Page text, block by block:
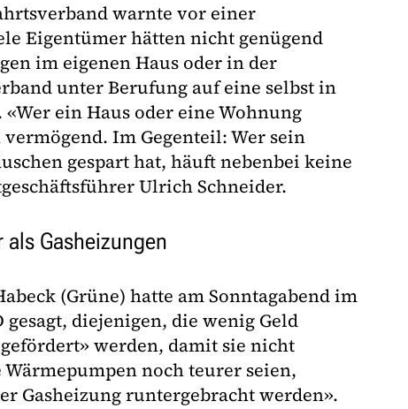
warnte vor einer
Eigentümer hätten nicht genügend
im eigenen Haus oder in der
unter Berufung auf eine selbst in
ein Haus oder eine Wohnung
Im Gegenteil: Wer sein
gespart hat, häuft nebenbei keine
Ulrich Schneider.
Gasheizungen
(Grüne) hatte am Sonntagabend im
diejenigen, die wenig Geld
werden, damit sie nicht
noch teurer seien,
Gasheizung runtergebracht werden».